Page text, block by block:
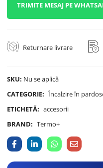
TRIMITE MESAJ PE
Returnare livrare
SKU: Nu se aplică
CATEGORIE: Încalzire în
ETICHETĂ: accesorii
BRAND: Termo+